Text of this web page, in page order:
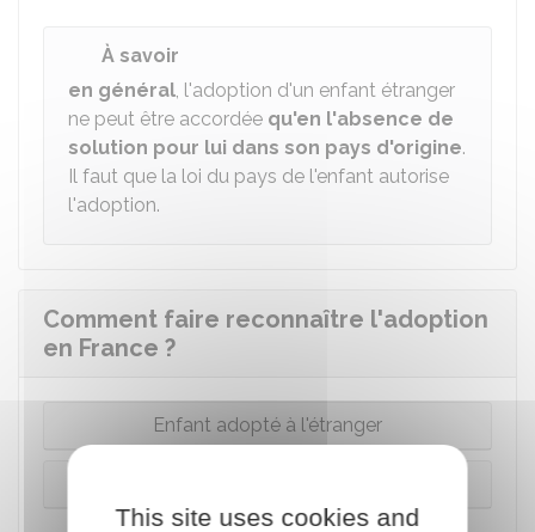
À savoir
en général, l'adoption d'un enfant étranger
ne peut être accordée qu'en l'absence de
solution pour lui dans son pays d'origine.
Il faut que la loi du pays de l'enfant autorise
l'adoption.
Comment faire reconnaître l'adoption
en France ?
Enfant adopté à l'étranger
This site uses cookies and